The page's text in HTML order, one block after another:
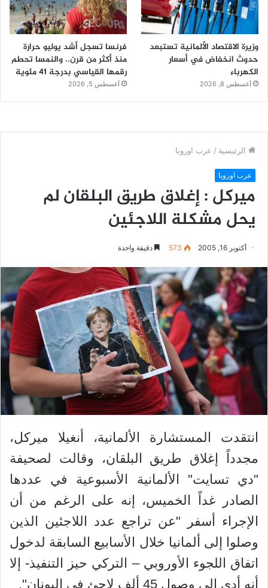
وزيرة الاقتصاد الألمانية تستبعد
حدوث انخفاض في أسعار
الكهرباء
أغسطس 8, 2026
فرنسا تسجل أشد يوليو حرارة
منذ أكثر من قرن.. والنمسا تحطم
رقمها القياسي بدرجة 41 مئوية
أغسطس 5, 2026